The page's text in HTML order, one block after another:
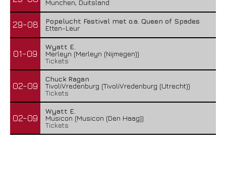
Munchen, Duitsland
29-08
Popelucht Festival met o.a. Queen of Spades
Etten-Leur
01-09
Wyatt E.
Merleyn (Merleyn (Nijmegen))
Tickets
02-09
Chuck Ragan
TivoliVredenburg (TivoliVredenburg (Utrecht))
Tickets
02-09
Wyatt E.
Musicon (Musicon (Den Haag))
Tickets